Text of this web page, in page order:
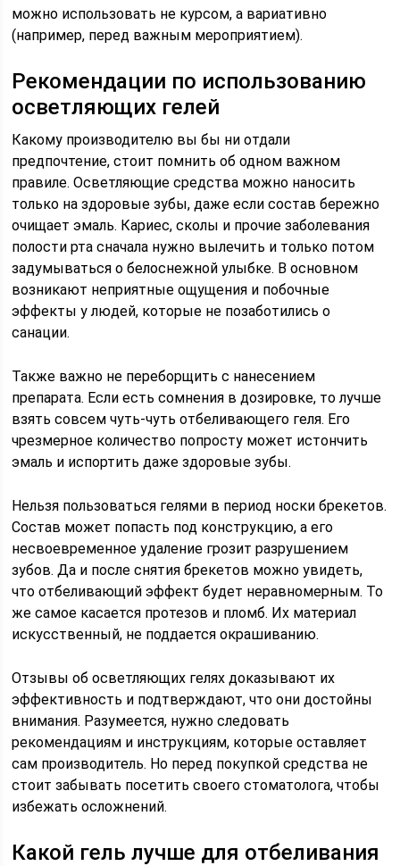
можно использовать не курсом, а вариативно
(например, перед важным мероприятием).
Рекомендации по использованию
осветляющих гелей
Какому производителю вы бы ни отдали
предпочтение, стоит помнить об одном важном
правиле. Осветляющие средства можно наносить
только на здоровые зубы, даже если состав бережно
очищает эмаль. Кариес, сколы и прочие заболевания
полости рта сначала нужно вылечить и только потом
задумываться о белоснежной улыбке. В основном
возникают неприятные ощущения и побочные
эффекты у людей, которые не позаботились о
санации.
Также важно не переборщить с нанесением
препарата. Если есть сомнения в дозировке, то лучше
взять совсем чуть-чуть отбеливающего геля. Его
чрезмерное количество попросту может истончить
эмаль и испортить даже здоровые зубы.
Нельзя пользоваться гелями в период носки брекетов.
Состав может попасть под конструкцию, а его
несвоевременное удаление грозит разрушением
зубов. Да и после снятия брекетов можно увидеть,
что отбеливающий эффект будет неравномерным. То
же самое касается протезов и пломб. Их материал
искусственный, не поддается окрашиванию.
Отзывы об осветляющих гелях доказывают их
эффективность и подтверждают, что они достойны
внимания. Разумеется, нужно следовать
рекомендациям и инструкциям, которые оставляет
сам производитель. Но перед покупкой средства не
стоит забывать посетить своего стоматолога, чтобы
избежать осложнений.
Какой гель лучше для отбеливания